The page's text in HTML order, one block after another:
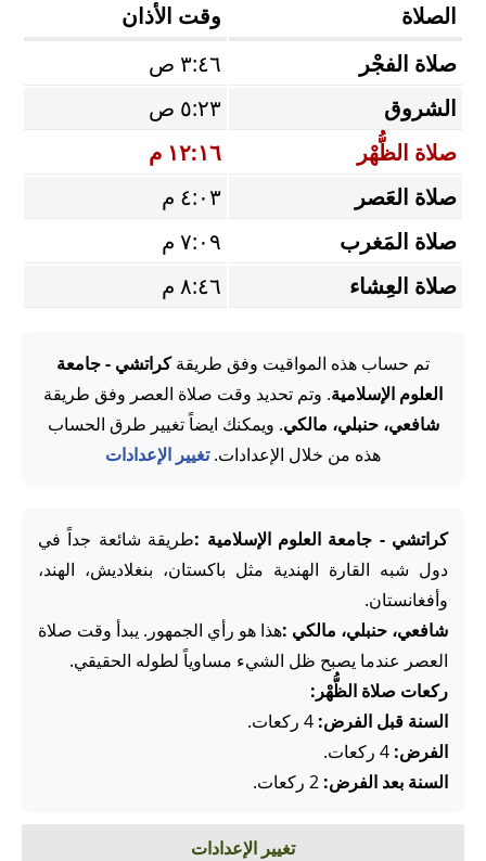
الصلاة
وقت الأذان
صلاة الفجْر
٣:٤٦ ص
الشروق
٥:٢٣ ص
صلاة الظُّهْر
١٢:١٦ م
صلاة العَصر
٤:٠٣ م
صلاة المَغرب
٧:٠٩ م
صلاة العِشاء
٨:٤٦ م
تم حساب هذه المواقيت وفق طريقةكراتشي - جامعة
العلوم الإسلامية. وتم تحديد وقت صلاة العصر وفق طريقة
شافعي، حنبلي، مالكي. ويمكنك ايضاً تغيير طرق الحساب
هذه من خلال الإعدادات.تغيير الإعدادات
كراتشي - جامعة العلوم الإسلامية :طريقة شائعة جداً في
دول شبه القارة الهندية مثل باكستان، بنغلاديش، الهند،
وأفغانستان.
شافعي، حنبلي، مالكي :هذا هو رأي الجمهور. يبدأ وقت صلاة
العصر عندما يصبح ظل الشيء مساوياً لطوله الحقيقي.
ركعات صلاة الظُّهْر:
السنة قبل الفرض:
الفرض:
السنة بعد الفرض:
تغيير الإعدادات